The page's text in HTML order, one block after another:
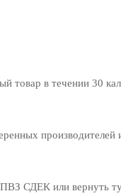
товар в течении 30
СДЕК или вернуть